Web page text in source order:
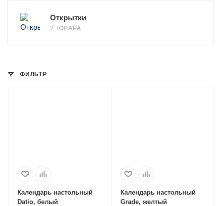
Открытки
2 ТОВАРА
ФИЛЬТР
Календарь настольный
Datio, белый
Календарь настольный
Grade, желтый